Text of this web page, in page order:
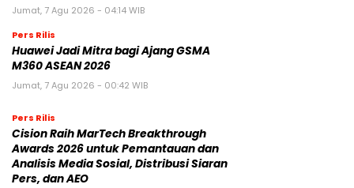
Jumat, 7 Agu 2026 - 04:14 WIB
Pers Rilis
Huawei Jadi Mitra bagi Ajang GSMA
M360 ASEAN 2026
Jumat, 7 Agu 2026 - 00:42 WIB
Pers Rilis
Cision Raih MarTech Breakthrough
Awards 2026 untuk Pemantauan dan
Analisis Media Sosial, Distribusi Siaran
Pers, dan AEO